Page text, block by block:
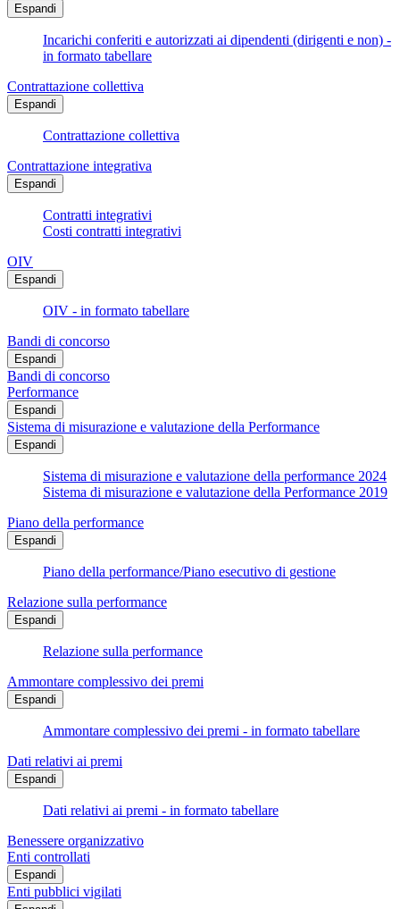
Espandi
Incarichi conferiti e autorizzati ai dipendenti (dirigenti e non) -
in formato tabellare
Contrattazione collettiva
Espandi
Contrattazione collettiva
Contrattazione integrativa
Espandi
Contratti integrativi
Costi contratti integrativi
OIV
Espandi
OIV - in formato tabellare
Bandi di concorso
Espandi
Bandi di concorso
Performance
Espandi
Sistema di misurazione e valutazione della Performance
Espandi
Sistema di misurazione e valutazione della performance 2024
Sistema di misurazione e valutazione della Performance 2019
Piano della performance
Espandi
Piano della performance/Piano esecutivo di gestione
Relazione sulla performance
Espandi
Relazione sulla performance
Ammontare complessivo dei premi
Espandi
Ammontare complessivo dei premi - in formato tabellare
Dati relativi ai premi
Espandi
Dati relativi ai premi - in formato tabellare
Benessere organizzativo
Enti controllati
Espandi
Enti pubblici vigilati